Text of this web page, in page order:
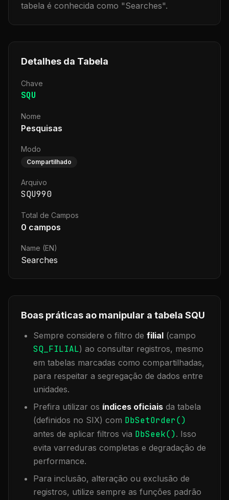
tabela é conhecida como "Searches".
Detalhes da Tabela
Chave
SQU
Nome
Pesquisas
Modo
Compartilhado
Arquivo
SQU990
Total de Campos
0 campos
Name (EN)
Searches
Boas práticas ao manipular a tabela SQU
Sempre considere o filtro de filial (campo
SQ_FILIAL) ao consultar registros, mesmo
em tabelas marcadas como compartilhadas,
para respeitar a segregação de dados entre
unidades.
Prefira utilizar os índices oficiais da tabela
(definidos no SIX) com DbSetOrder()
antes de aplicar filtros via DbSeek(). Isso
evita varreduras completas e degradação de
performance.
Para inclusão, alteração ou exclusão de
registros, utilize sempre as funções padrão